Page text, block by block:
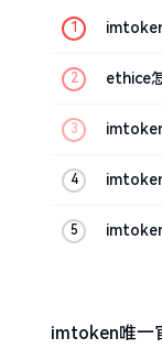
ethice
imtoken唯一